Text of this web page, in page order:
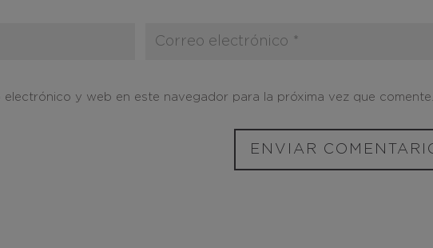
electrónico y web en este navegador para la próxima vez que